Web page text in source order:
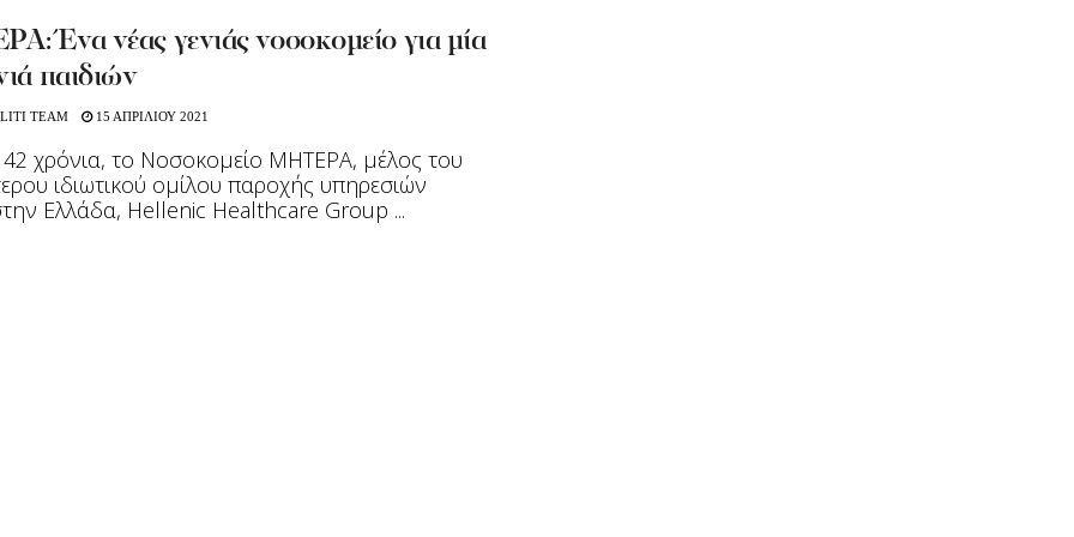
Ένα νέας γενιάς νοσοκομείο για μία
παιδιών
TEAM 15 ΑΠΡΙΛΙΟΥ 2021
χρόνια, το Νοσοκομείο ΜΗΤΕΡΑ, μέλος του
ιδιωτικού ομίλου παροχής υπηρεσιών
Ελλάδα, Hellenic Healthcare Group ...